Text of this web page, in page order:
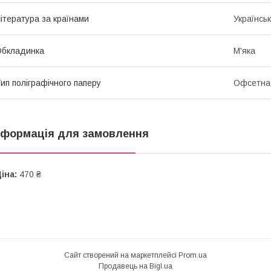
за країнами
М'яка
поліграфічного паперу Офсетна
для замовлення
470 ₴
Сайт створений на маркетплейсі Prom.ua
Продавець на Bigl.ua